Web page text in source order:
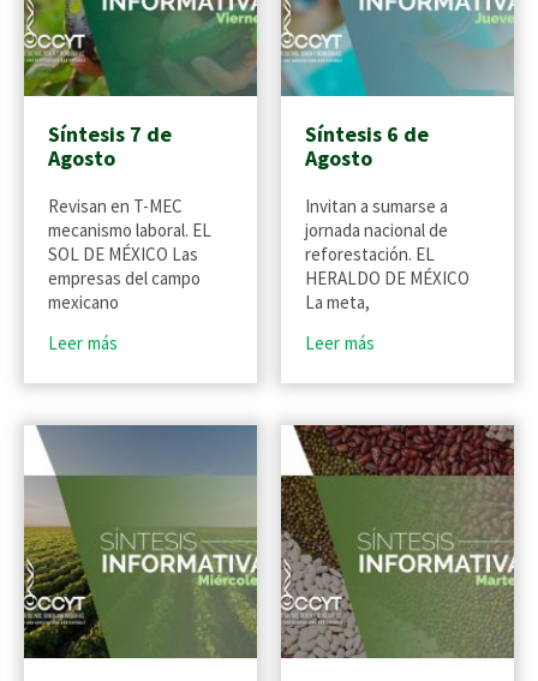
Síntesis 7 de
Agosto
Revisan en T-MEC
mecanismo laboral. EL
SOL DE MÉXICO Las
empresas del campo
mexicano
Leer más
Síntesis 6 de
Agosto
Invitan a sumarse a
jornada nacional de
reforestación. EL
HERALDO DE MÉXICO
La meta,
Leer más